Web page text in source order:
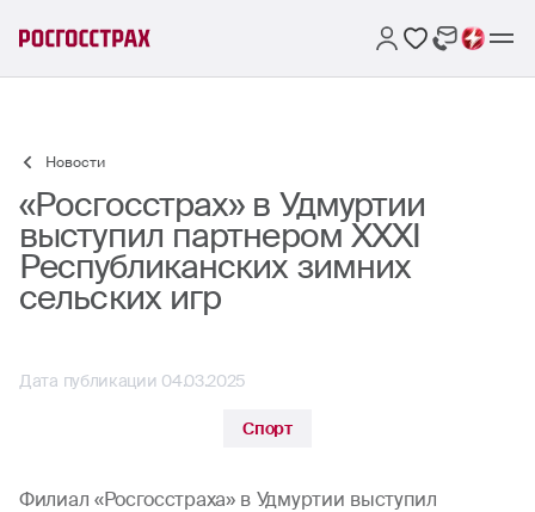
Новости
«Росгосстрах» в Удмуртии
выступил партнером XXXI
Республиканских зимних
сельских игр
Дата публикации 04.03.2025
Спорт
Филиал «Росгосстраха» в Удмуртии выступил